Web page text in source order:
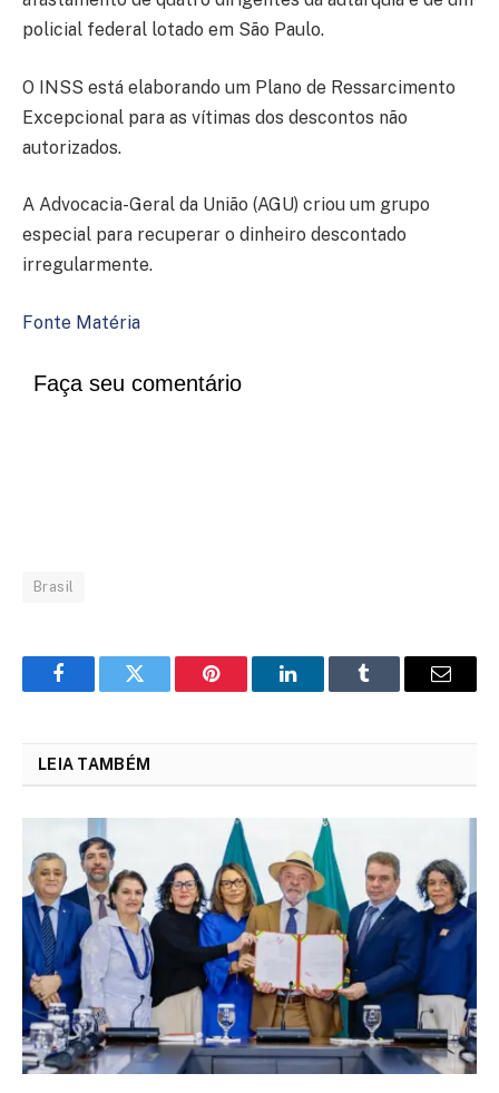
policial federal lotado em São Paulo.
O INSS está elaborando um Plano de Ressarcimento
Excepcional para as vítimas dos descontos não
autorizados.
A Advocacia-Geral da União (AGU) criou um grupo
especial para recuperar o dinheiro descontado
irregularmente.
Fonte Matéria
Faça seu comentário
Brasil
FacebookTwitter Pinterest LinkedInTumblr Email
LEIA TAMBÉM